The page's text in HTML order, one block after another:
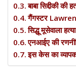
बाबा सिद्दीकी की
गैंगस्टर
सिद्धू मूसेवाला
एनआईए की
इस केस का